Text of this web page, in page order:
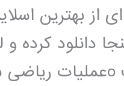
بهترین
دانلود کرده و